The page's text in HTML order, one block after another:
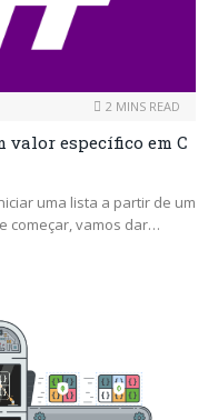
2 MINS READ
específico em C
uma lista a partir de um
começar, vamos dar…